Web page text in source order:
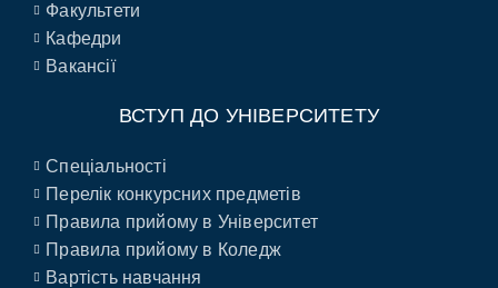
Факультети
Кафедри
Вакансії
ВСТУП ДО УНІВЕРСИТЕТУ
Спеціальності
Перелік конкурсних предметів
Правила прийому в Університет
Правила прийому в Коледж
Вартість навчання